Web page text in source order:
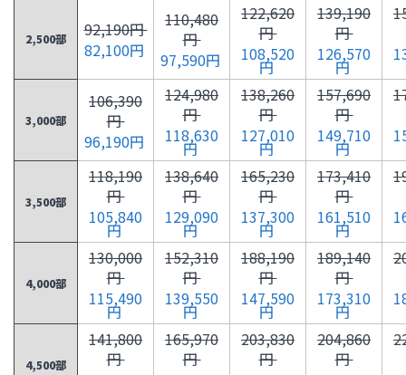
2,500部
92,190円
82,100円
110,480
円
97,590円
122,620
円
108,520
円
139,190
円
126,570
円
3,000部
106,390
円
96,190円
124,980
円
118,630
円
138,260
円
127,010
円
157,690
円
149,710
円
3,500部
118,190
円
105,840
円
138,640
円
129,090
円
165,230
円
137,300
円
173,410
円
161,510
円
4,000部
130,000
円
115,490
円
152,310
円
139,550
円
188,190
円
147,590
円
189,140
円
173,310
円
4,500部
141,800
円
165,970
円
203,830
円
204,860
円